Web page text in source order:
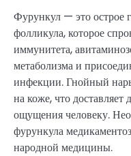
Фурункул — это острое
фолликула, которое
иммунитета,
метаболизма и
инфекции. Гнойный
на коже, что
ощущения человеку.
фурункула
народной медицины.